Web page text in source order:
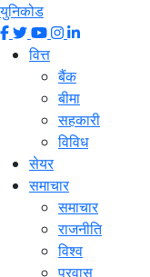
युनिकोड
वित्त
बैंक
बीमा
सहकारी
विविध
सेयर
समाचार
समाचार
राजनीति
विश्व
प्रवास